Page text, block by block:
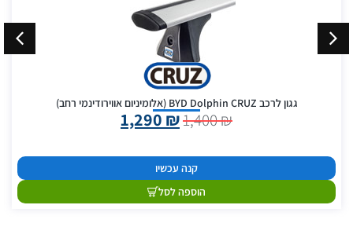
גגון לרכב BYD Dolphin CRUZ (אלומיניום אווירודינמי רחב)
1,400₪
1,290 ₪
קנה עכשיו
הוספה לסל